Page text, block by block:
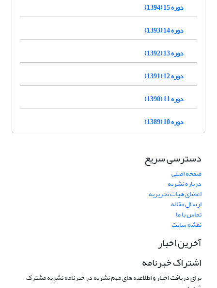
دوره 15 (1394)
دوره 14 (1393)
دوره 13 (1392)
دوره 12 (1391)
دوره 11 (1390)
دوره 10 (1389)
دسترسی سریع
صفحه اصلی
درباره نشریه
اعضای هیات تحریریه
ارسال مقاله
تماس با ما
نقشه سایت
آخرین اخبار
اشتراک خبرنامه
برای دریافت اخبار و اطلاعیه های مهم نشریه در خبرنامه نشریه مشترک